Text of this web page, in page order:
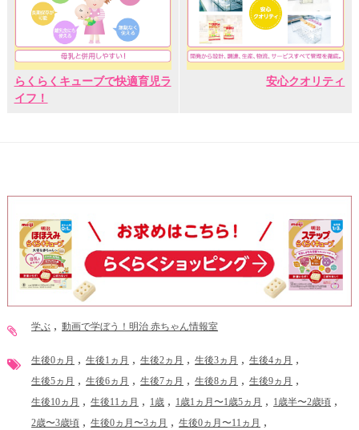
らくらくキューブで快適育児ラ
イフ！
安心クオリティ
学ぶ 動画で学ぼう！明治 赤ちゃん情報室
生後0ヵ月 生後1ヵ月 生後2ヵ月 生後3ヵ月 生後4ヵ月
生後5ヵ月 生後6ヵ月 生後7ヵ月 生後8ヵ月 生後9ヵ月
生後10ヵ月 生後11ヵ月 1歳 1歳1ヵ月〜1歳5ヵ月 1歳半〜2歳頃
2歳〜3歳頃 生後0ヵ月〜3ヵ月 生後0ヵ月〜11ヵ月